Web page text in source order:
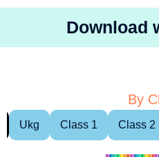
Download
By
Ukg Class 1 Class 2